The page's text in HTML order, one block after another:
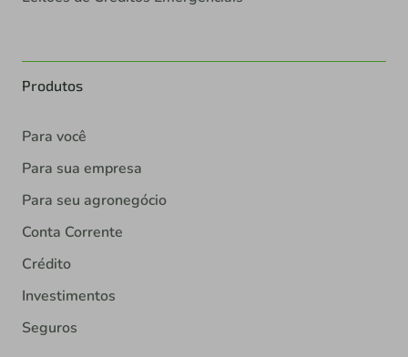
Produtos
Para você
Para sua empresa
Para seu agronegócio
Conta Corrente
Crédito
Investimentos
Seguros